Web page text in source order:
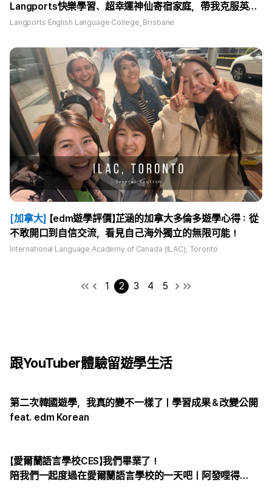
Langports快樂學習、超幸運神仙寄宿家庭，帶我克服英文
恐懼變勇敢！
Langports English Language College, Brisbane
[加拿大]
不敢開口到自信交流，看見自己海外獨立的無限可能！
International Language Academy of Canada (ILAC), Toronto
1 2 3 4 5
跟YouTuber體驗留遊學生活
第二次韓國遊學，我真的變不一樣了｜學習成果＆改變公開
feat. edm Korean
【愛爾蘭語言學校CES】我們畢業了！
陪我們一起度過在愛爾蘭語言學校的一天吧｜阿發哩得